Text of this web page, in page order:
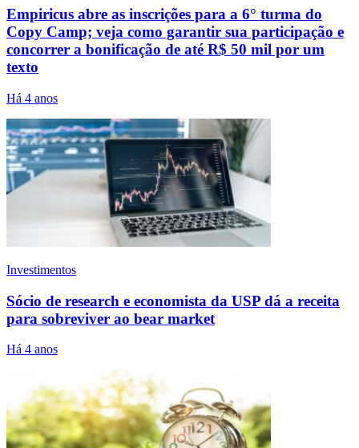
Empiricus abre as inscrições para a 6° turma do
Copy Camp; veja como garantir sua participação e
concorrer a bonificação de até R$ 50 mil por um
texto
Há 4 anos
Investimentos
Sócio de research e economista da USP dá a receita
para sobreviver ao bear market
Há 4 anos